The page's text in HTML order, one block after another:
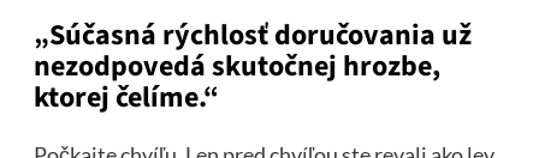
„Súčasná rýchlosť doručovania už
nezodpovedá skutočnej hrozbe,
ktorej čelíme.“